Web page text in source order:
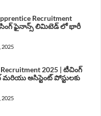
Recruitment
ఫైనాన్స్ లిమిటెడ్ లో భారీ
2025
2025 | టీచింగ్
అసిస్టెంట్ పోస్టులకు
2025